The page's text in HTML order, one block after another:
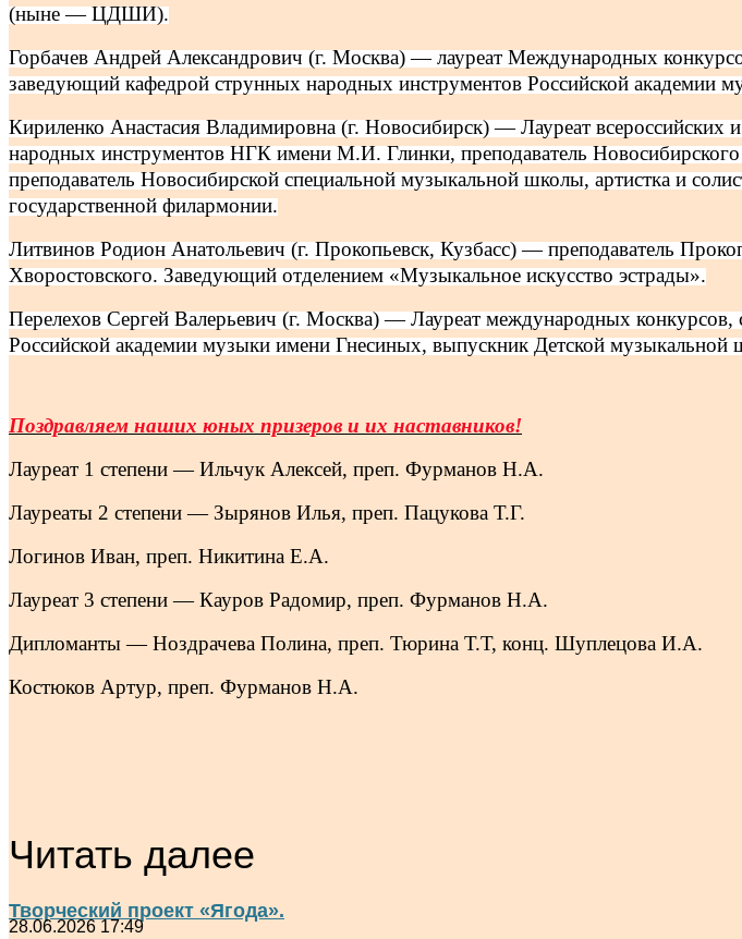
(ныне — ЦДШИ).
Горбачев Андрей Александрович (г. Москва) — лауреат Международных
заведующий кафедрой струнных народных инструментов Российской академии
Кириленко Анастасия Владимировна (г. Новосибирск) — Лауреат
народных инструментов НГК имени М.И. Глинки, преподаватель
преподаватель Новосибирской специальной музыкальной школы, артистка и
государственной филармонии.
Литвинов Родион Анатольевич (г. Прокопьевск, Кузбасс) — преподаватель
Хворостовского. Заведующий отделением «Музыкальное искусство эстрады».
Перелехов Сергей Валерьевич (г. Москва) — Лауреат международных
Российской академии музыки имени Гнесиных, выпускник Детской
Поздравляем наших юных призеров и их наставников!
Лауреат 1 степени — Ильчук Алексей, преп. Фурманов Н.А.
Лауреаты 2 степени — Зырянов Илья, преп. Пацукова Т.Г.
Логинов Иван, преп. Никитина Е.А.
Лауреат 3 степени — Кауров Радомир, преп. Фурманов Н.А.
Дипломанты — Ноздрачева Полина, преп. Тюрина Т.Т, конц. Шуплецова И.А.
Костюков Артур, преп. Фурманов Н.А.
Читать далее
Творческий проект «Ягода».
28.06.2026 17:49